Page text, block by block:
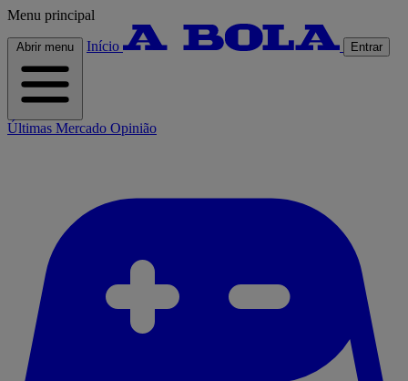
Menu principal
Abrir menu Início Entrar
Últimas Mercado Opinião